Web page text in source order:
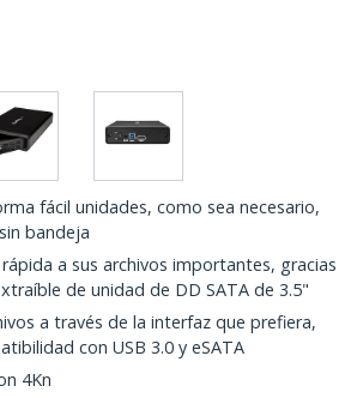
fácil unidades, como sea necesario,
bandeja
a sus archivos importantes, gracias
de unidad de DD SATA de 3.5"
a través de la interfaz que prefiera,
con USB 3.0 y eSATA
4Kn